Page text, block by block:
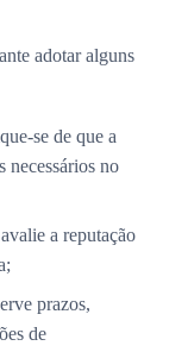
adotar alguns
se de que a
necessários no
avalie a reputação
prazos,
de